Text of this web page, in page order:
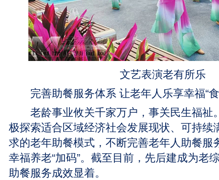
文艺表演老有所乐
完善助餐服务体系 让老年人乐享幸福“食
老龄事业攸关千家万户，事关民生福祉
极探索适合区域经济社会发展现状、可持续
求的老年助餐模式，不断完善老年人助餐服
幸福养老“加码”。截至目前，先后建成为老
助餐服务成效显着。